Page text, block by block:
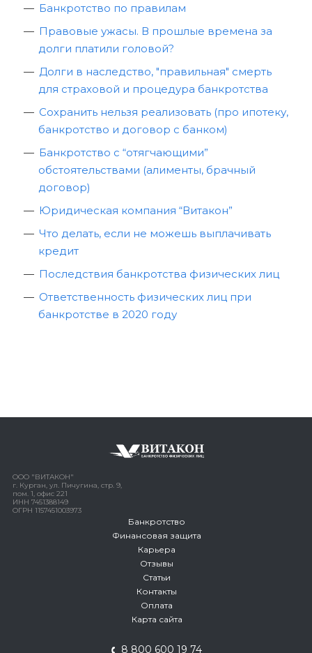
Банкротство по правилам
Правовые ужасы. В прошлые времена за
долги платили головой?
Долги в наследство, "правильная" смерть
для страховой и процедура банкротства
Сохранить нельзя реализовать (про ипотеку,
банкротство и договор с банком)
Банкротство с “отягчающими”
обстоятельствами (алименты, брачный
договор)
Юридическая компания “Витакон”
Что делать, если не можешь выплачивать
кредит
Последствия банкротства физических лиц
Ответственность физических лиц при
банкротстве в 2020 году
ООО "ВИТАКОН"
г. Курган, ул. Пичугина, стр. 9,
пом. 1, офис 221
ИНН 7451388149
ОГРН 1157451003973
Банкротство
Финансовая защита
Карьера
Отзывы
Статьи
Контакты
Оплата
Карта сайта
8 800 600 19 74